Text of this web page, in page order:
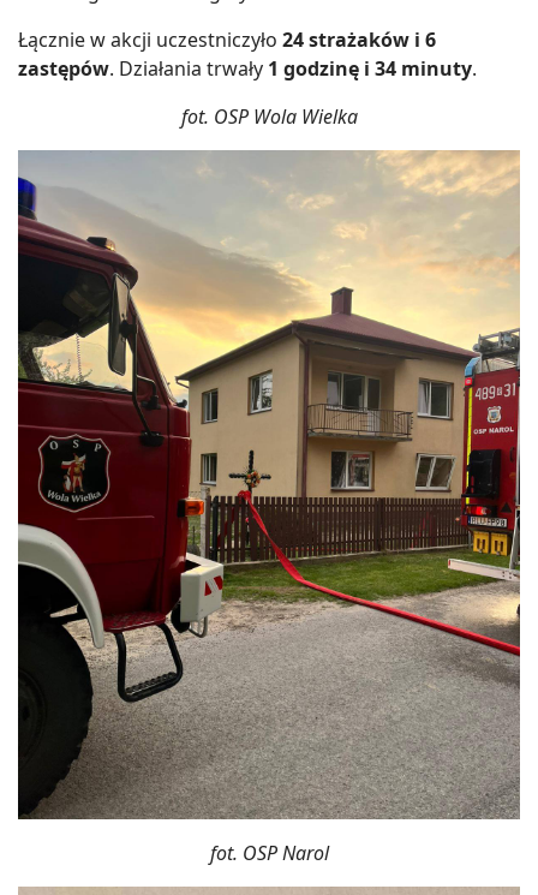
Łącznie w akcji uczestniczyło 24 strażaków i 6
zastępów. Działania trwały 1 godzinę i 34 minuty.
fot. OSP Wola Wielka
fot. OSP Narol